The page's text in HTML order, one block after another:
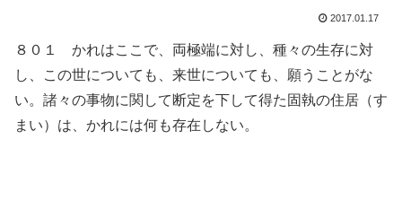
2017.01.17
８０１ かれはここで、両極端に対し、種々の生存に対
し、この世についても、来世についても、願うことがな
い。諸々の事物に関して断定を下して得た固執の住居（す
まい）は、かれには何も存在しない。